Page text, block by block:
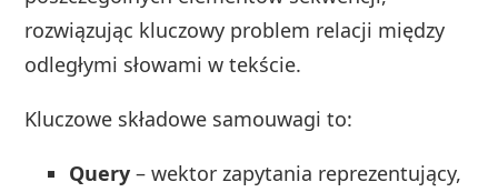
rozwiązując kluczowy problem relacji między
odległymi słowami w tekście.
Kluczowe składowe samouwagi to:
Query – wektor zapytania reprezentujący,